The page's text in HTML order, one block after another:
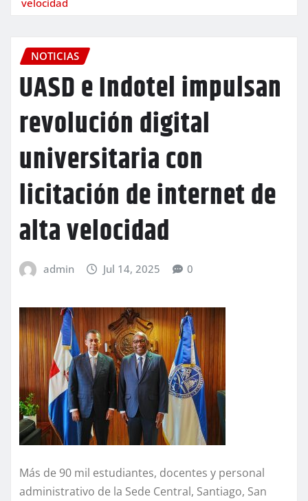
NOTICIAS
UASD e Indotel impulsan
revolución digital
universitaria con
licitación de internet de
alta velocidad
admin Jul 14, 2025 0
Más de 90 mil estudiantes, docentes y personal
administrativo de la Sede Central, Santiago, San